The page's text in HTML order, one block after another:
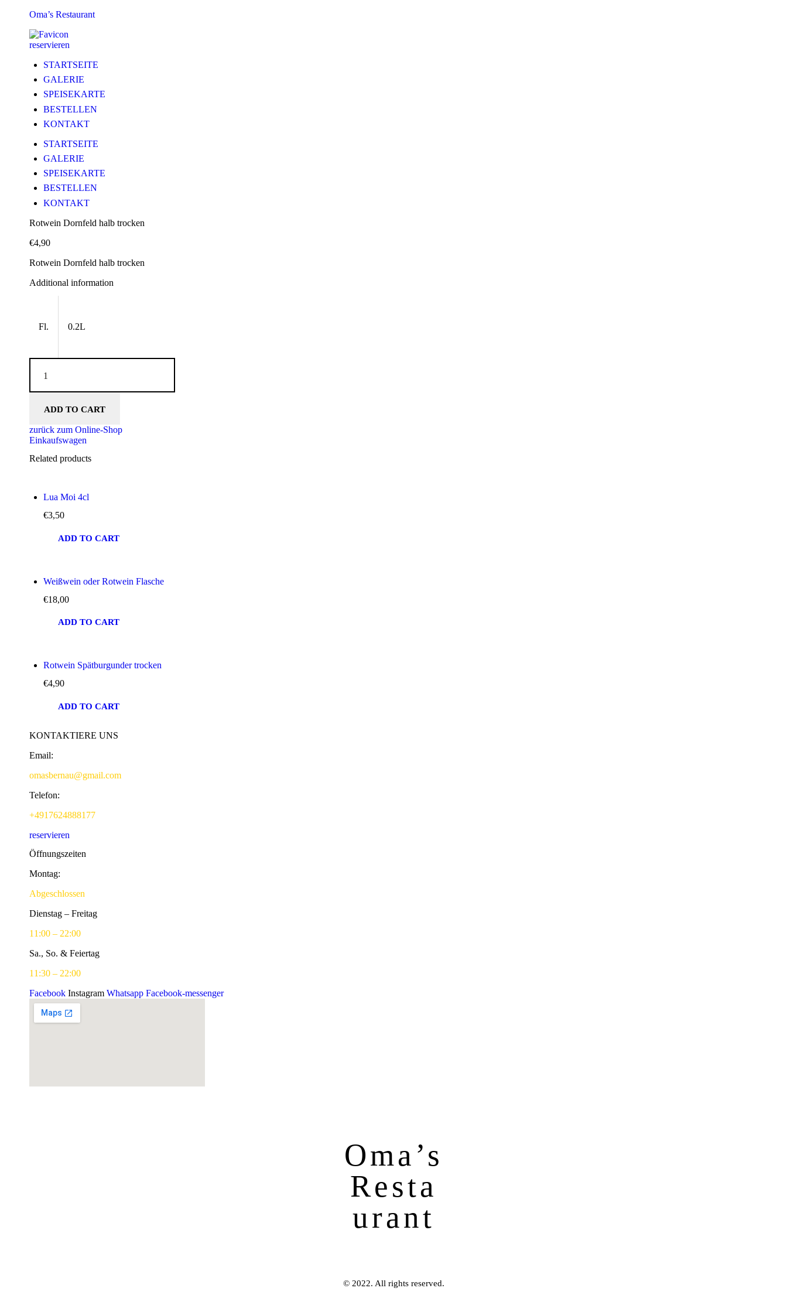
Oma’s Restaurant
reservieren
STARTSEITE
GALERIE
SPEISEKARTE
BESTELLEN
KONTAKT
STARTSEITE
GALERIE
SPEISEKARTE
BESTELLEN
KONTAKT
Rotwein Dornfeld halb trocken
€4,90
Rotwein Dornfeld halb trocken
Additional information
Fl. 0.2L
ADD TO CART
zurück zum Online-Shop
Einkaufswagen
Related products
Lua Moi 4cl
€3,50
ADD TO CART
Weißwein oder Rotwein Flasche
€18,00
ADD TO CART
Rotwein Spätburgunder trocken
€4,90
ADD TO CART
KONTAKTIERE UNS
Email:
omasbernau@gmail.com
Telefon:
+4917624888177
reservieren
Öffnungszeiten
Montag:
Abgeschlossen
Dienstag – Freitag
11:00 – 22:00
Sa., So. & Feiertag
11:30 – 22:00
Facebook Instagram Whatsapp Facebook-messenger
Oma’s
Resta
urant
© 2022. All rights reserved.